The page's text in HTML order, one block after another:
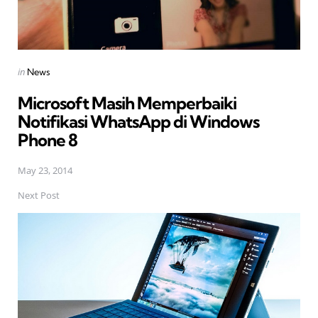
Posted
in News
Microsoft Masih Memperbaiki
Notifikasi WhatsApp di Windows
Phone 8
May 23, 2014
Next Post